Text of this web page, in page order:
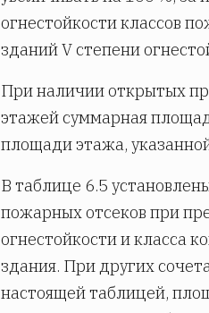
огнестойкости классов
зданий V степени
При наличии открытых
этажей суммарная
площади этажа,
В таблице 6.5
пожарных отсеков при
огнестойкости и класса
здания. При других
настоящей таблицей,